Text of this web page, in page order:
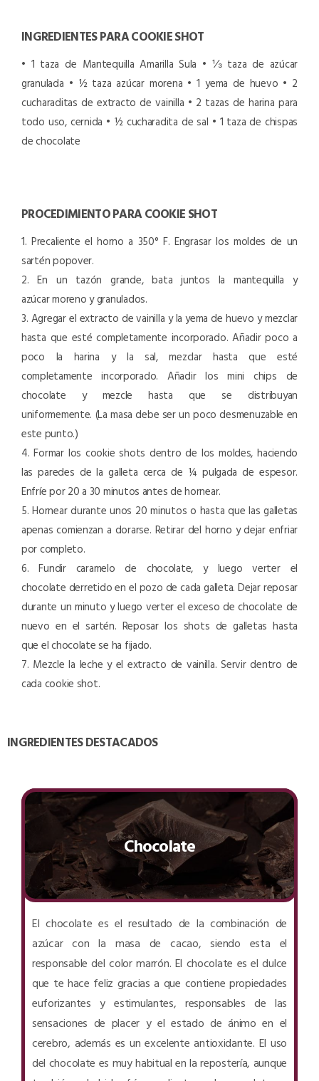
INGREDIENTES PARA COOKIE SHOT
• 1 taza de Mantequilla Amarilla Sula • ⅓ taza de azúcar
granulada • ½ taza azúcar morena • 1 yema de huevo • 2
cucharaditas de extracto de vainilla • 2 tazas de harina para
todo uso, cernida • ½ cucharadita de sal • 1 taza de chispas
de chocolate
PROCEDIMIENTO PARA COOKIE SHOT
1. Precaliente el horno a 350° F. Engrasar los moldes de un
sartén popover.
2. En un tazón grande, bata juntos la mantequilla y
azúcar moreno y granulados.
3. Agregar el extracto de vainilla y la yema de huevo y mezclar
hasta que esté completamente incorporado. Añadir poco a
poco la harina y la sal, mezclar hasta que esté
completamente incorporado. Añadir los mini chips de
chocolate y mezcle hasta que se distribuyan
uniformemente. (La masa debe ser un poco desmenuzable en
este punto.)
4. Formar los cookie shots dentro de los moldes, haciendo
las paredes de la galleta cerca de ¼ pulgada de espesor.
Enfríe por 20 a 30 minutos antes de hornear.
5. Hornear durante unos 20 minutos o hasta que las galletas
apenas comienzan a dorarse. Retirar del horno y dejar enfriar
por completo.
6. Fundir caramelo de chocolate, y luego verter el
chocolate derretido en el pozo de cada galleta. Dejar reposar
durante un minuto y luego verter el exceso de chocolate de
nuevo en el sartén. Reposar los shots de galletas hasta
que el chocolate se ha fijado.
7. Mezcle la leche y el extracto de vainilla. Servir dentro de
cada cookie shot.
INGREDIENTES DESTACADOS
Chocolate
El chocolate es el resultado de la combinación de
azúcar con la masa de cacao, siendo esta el
responsable del color marrón. El chocolate es el dulce
que te hace feliz gracias a que contiene propiedades
euforizantes y estimulantes, responsables de las
sensaciones de placer y el estado de ánimo en el
cerebro, además es un excelente antioxidante. El uso
del chocolate es muy habitual en la repostería, aunque